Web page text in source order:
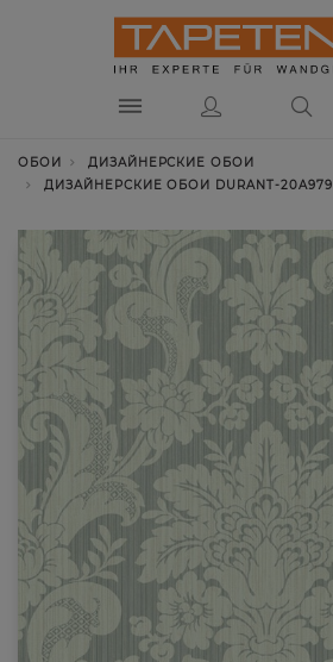
ОБОИ
ДИЗАЙНЕРСКИЕ ОБОИ
ДИЗАЙНЕРСКИЕ ОБОИ DURANT-20A979